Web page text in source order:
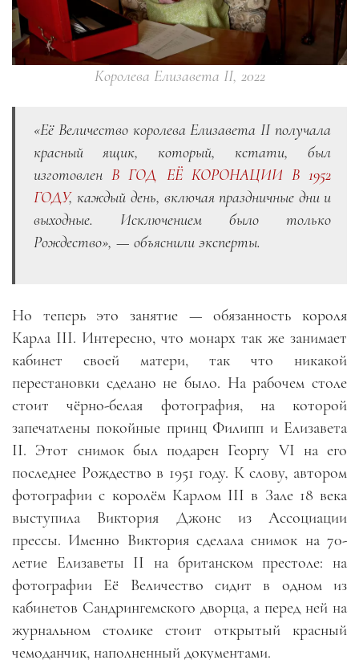
Королева Елизавета II, 2022
«Её Величество королева Елизавета II получала
красный ящик, который, кстати, был
изготовленВ ГОД ЕЁ КОРОНАЦИИ В 1952
ГОДУ, каждый день, включая праздничные дни и
выходные. Исключением было только
Рождество», — объяснили эксперты.
Но теперь это занятие — обязанность короля
Карла III. Интересно, что монарх так же занимает
кабинет своей матери, так что никакой
перестановки сделано не было. На рабочем столе
стоит чёрно-белая фотография, на которой
запечатлены покойные принц Филипп и Елизавета
II. Этот снимок был подарен Георгу VI на его
последнее Рождество в 1951 году. К слову, автором
фотографии с королём Карлом III в Зале 18 века
выступила Виктория Джонс из Ассоциации
прессы. Именно Виктория сделала снимок на 70-
летие Елизаветы II на британском престоле: на
фотографии Её Величество сидит в одном из
кабинетов Сандрингемского дворца, а перед ней на
журнальном столике стоит открытый красный
чемоданчик, наполненный документами.